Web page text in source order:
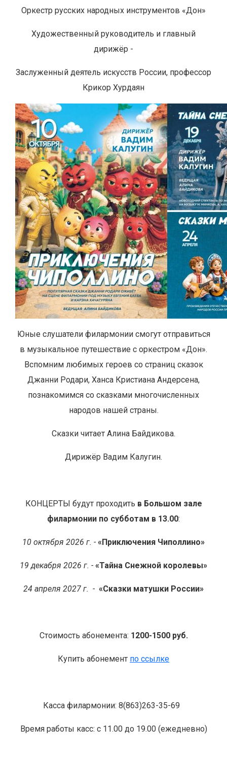
Оркестр русских народных инструментов «Дон»
Художественный руководитель и главный
дирижёр -
Заслуженный деятель искусств России, профессор
Крикор Хурдаян
Юные слушатели филармонии смогут отправиться
в музыкальное путешествие с оркестром «Дон».
Вспомним любимых героев со страниц сказок
Джанни Родари, Ханса Кристиана Андерсена,
познакомимся со сказками многочисленных
народов нашей страны.
Сказки читает Алина Байдикова.
Дирижёр Вадим Калугин.
КОНЦЕРТЫ будут проходить в Большом зале
филармонии по субботам в 13.00:
10 октября 2026 г. - «Приключения Чиполлино»
19 декабря 2026 г. - «Тайна Снежной королевы»
24 апреля 2027 г. - «Сказки матушки России»
Стоимость абонемента: 1200-1500 руб.
Купить абонемент по ссылке
Касса филармонии: 8(863)263-35-69
Время работы касс: с 11.00 до 19.00 (ежедневно)